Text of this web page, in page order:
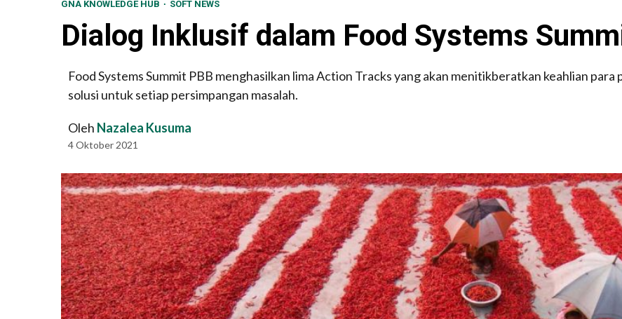
GNA KNOWLEDGE HUB SOFT NEWS
Dialog Inklusif dalam Food Systems
Food Systems Summit PBB menghasilkan lima Action Tracks yang akan menitikberatkan keahlian
solusi untuk setiap persimpangan masalah.
Oleh Nazalea Kusuma
4 Oktober 2021